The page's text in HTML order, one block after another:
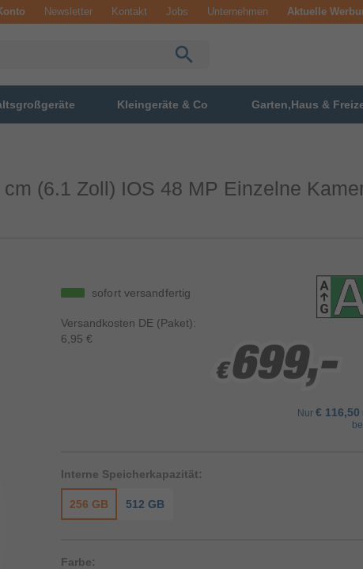
Newsletter Kontakt Jobs Unternehmen Aktuelle
Kleingeräte & Co Garten,Haus &
(6.1 Zoll) IOS 48 MP Einzelne
sofort versandfertig
Versandkosten DE (Paket):
6,95 €
€699,-
€699,-
€699,-
Nur € 116,50
Interne Speicherkapazität:
256 GB 512 GB
Farbe: